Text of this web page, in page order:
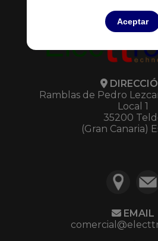
Aceptar
Ramblas de Pedro
Local 1
35200
(Gran Canaria)
EMAIL